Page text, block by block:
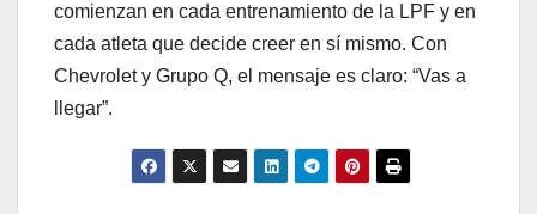
comienzan en cada entrenamiento de la LPF y en
cada atleta que decide creer en sí mismo. Con
Chevrolet y Grupo Q, el mensaje es claro: “Vas a
llegar”.